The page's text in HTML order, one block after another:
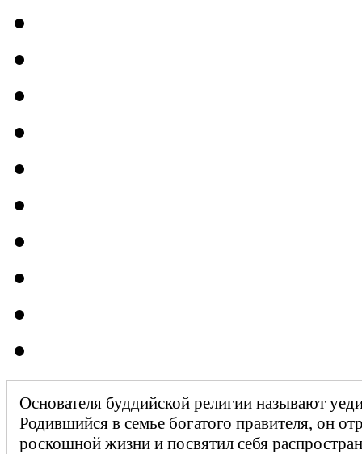
Основателя буддийской религии называют
Родившийся в семье богатого правителя, он
роскошной жизни и посвятил себя